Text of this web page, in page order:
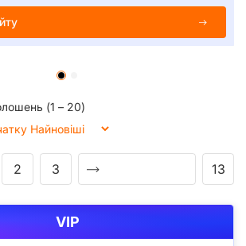
(1 – 20)
2 3 13
VIP